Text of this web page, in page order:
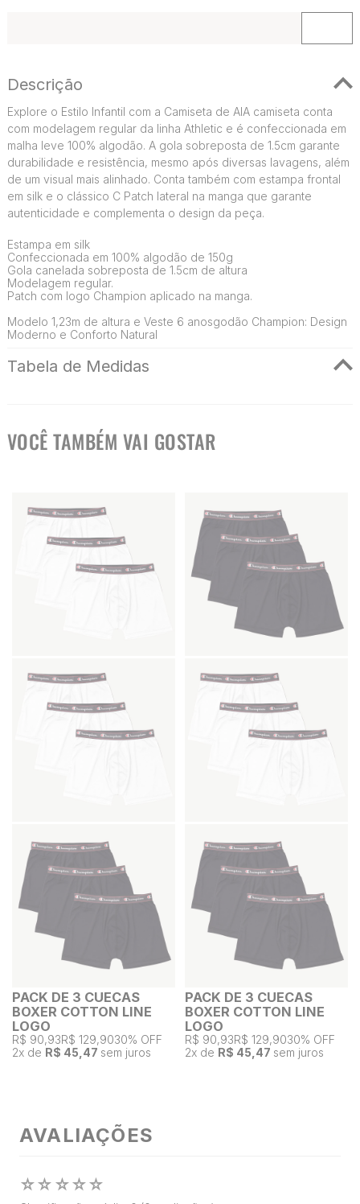
Descrição
Explore o Estilo Infantil com a Camiseta de AlA camiseta conta
com modelagem regular da linha Athletic e é confeccionada em
malha leve 100% algodão. A gola sobreposta de 1.5cm garante
durabilidade e resistência, mesmo após diversas lavagens, além
de um visual mais alinhado. Conta também com estampa frontal
em silk e o clássico C Patch lateral na manga que garante
autenticidade e complementa o design da peça.
Estampa em silk
Confeccionada em 100% algodão de 150g
Gola canelada sobreposta de 1.5cm de altura
Modelagem regular.
Patch com logo Champion aplicado na manga.
Modelo 1,23m de altura e Veste 6 anosgodão Champion: Design
Moderno e Conforto Natural
Tabela de Medidas
VOCÊ TAMBÉM VAI GOSTAR
PACK DE 3 CUECAS
BOXER COTTON LINE
LOGO
R$ 90,93R$ 129,9030% OFF
2x de R$ 45,47 sem juros
PACK DE 3 CUECAS
BOXER COTTON LINE
LOGO
R$ 90,93R$ 129,9030% OFF
2x de R$ 45,47 sem juros
AVALIAÇÕES
☆☆ ☆☆☆